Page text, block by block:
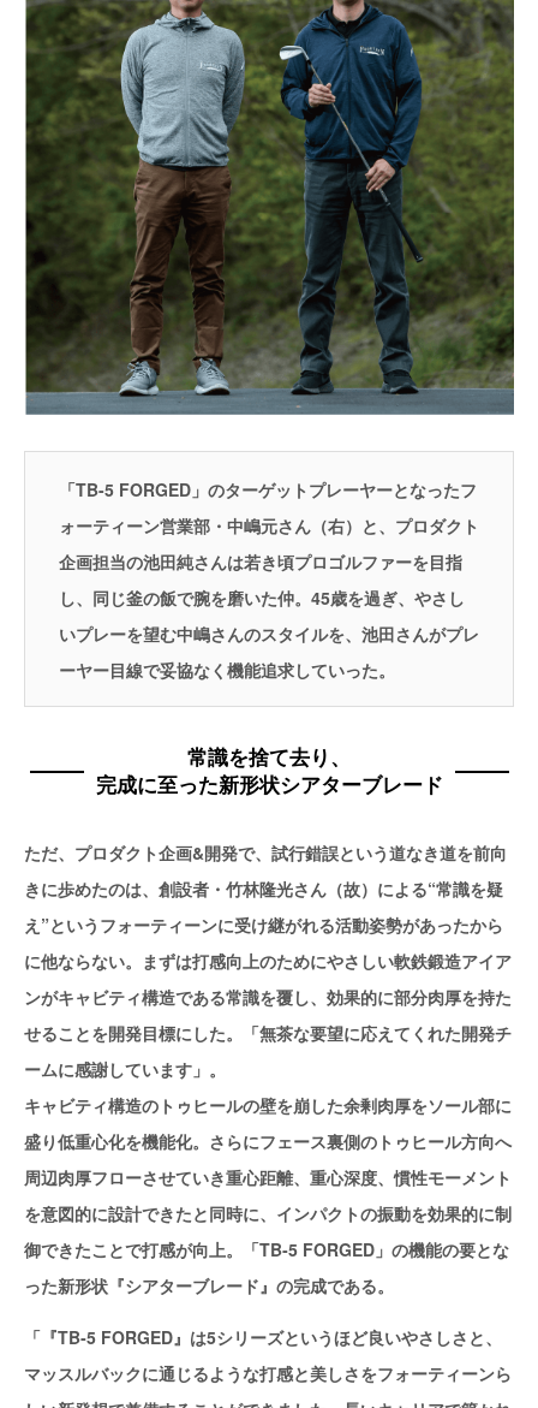
「TB-5 FORGED」のターゲットプレーヤーとなったフ
ォーティーン営業部・中嶋元さん（右）と、プロダクト
企画担当の池田純さんは若き頃プロゴルファーを目指
し、同じ釜の飯で腕を磨いた仲。45歳を過ぎ、やさし
いプレーを望む中嶋さんのスタイルを、池田さんがプレ
ーヤー目線で妥協なく機能追求していった。
常識を捨て去り、
完成に至った新形状シアターブレード
ただ、プロダクト企画&開発で、試行錯誤という道なき道を前向
きに歩めたのは、創設者・竹林隆光さん（故）による“常識を疑
え”というフォーティーンに受け継がれる活動姿勢があったから
に他ならない。まずは打感向上のためにやさしい軟鉄鍛造アイア
ンがキャビティ構造である常識を覆し、効果的に部分肉厚を持た
せることを開発目標にした。「無茶な要望に応えてくれた開発チ
ームに感謝しています」。
キャビティ構造のトゥヒールの壁を崩した余剰肉厚をソール部に
盛り低重心化を機能化。さらにフェース裏側のトゥヒール方向へ
周辺肉厚フローさせていき重心距離、重心深度、慣性モーメント
を意図的に設計できたと同時に、インパクトの振動を効果的に制
御できたことで打感が向上。「TB‐5 FORGED」の機能の要とな
った新形状『シアターブレード』の完成である。
「『TB‐5 FORGED』は5シリーズというほど良いやさしさと、
マッスルバックに通じるような打感と美しさをフォーティーンら